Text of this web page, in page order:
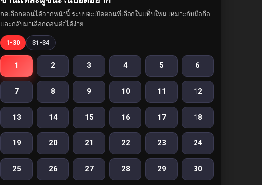
กดเลือกตอนได้จากหน้านี้ ระบบจะเปิดตอนที่เลือกในแท็บใหม่ เหมาะกับมือถือ
และกลับมาเลือกตอนต่อได้ง่าย
1-30 31-34
1 2 3 4 5 6
7 8 9 10 11 12
13 14 15 16 17 18
19 20 21 22 23 24
25 26 27 28 29 30